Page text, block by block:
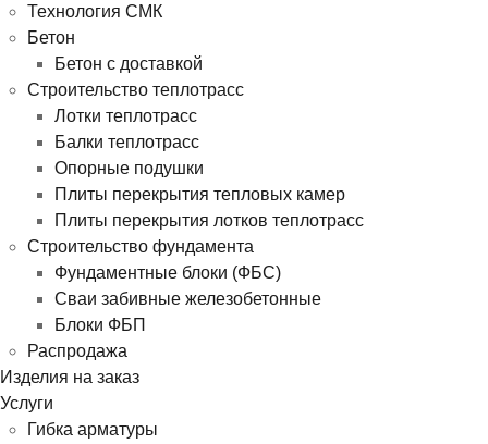
Технология СМК
Бетон
Бетон с доставкой
Строительство теплотрасс
Лотки теплотрасс
Балки теплотрасс
Опорные подушки
Плиты перекрытия тепловых камер
Плиты перекрытия лотков теплотрасс
Строительство фундамента
Фундаментные блоки (ФБС)
Сваи забивные железобетонные
Блоки ФБП
Распродажа
Изделия на заказ
Услуги
Гибка арматуры